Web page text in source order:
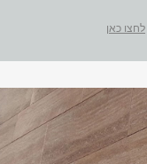
לחצו כאן